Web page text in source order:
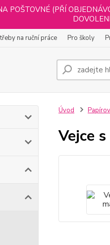
POŠTOVNÉ (PŘÍ
na ruční práce Pro školy
Úvod
Vejce